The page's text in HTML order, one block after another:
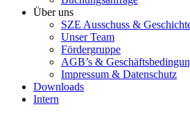
Über uns
SZE Ausschuss &
Unser Team
Fördergruppe
AGB’s &
Impressum & Datenschutz
Downloads
Intern